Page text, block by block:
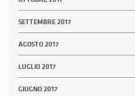
SETTEMBRE 2017
AGOSTO 2017
LUGLIO 2017
GIUGNO 2017